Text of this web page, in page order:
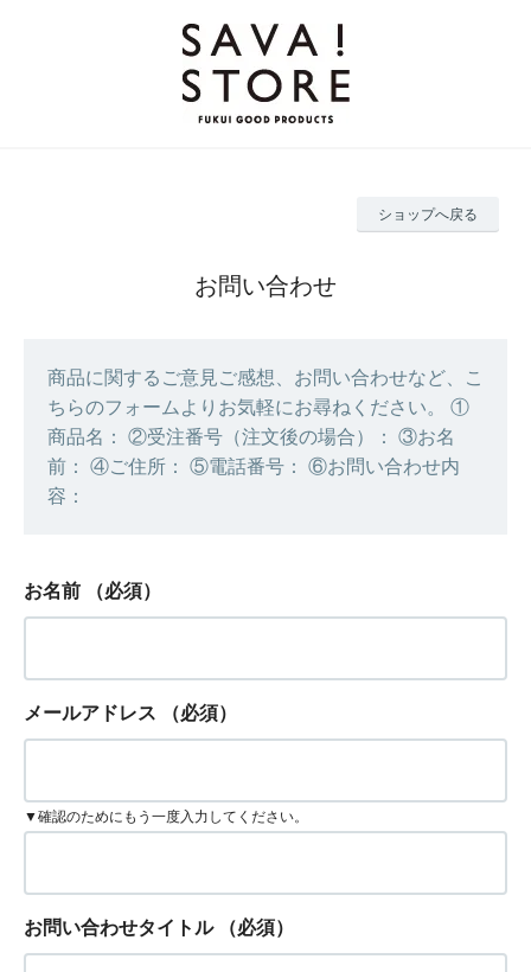
ショップへ戻る
お問い合わせ
商品に関するご意見ご感想、お問い合わせなど、こ
ちらのフォームよりお気軽にお尋ねください。 ①
商品名： ②受注番号（注文後の場合）： ③お名
前： ④ご住所： ⑤電話番号： ⑥お問い合わせ内
容：
お名前 （必須）
メールアドレス （必須）
▼確認のためにもう一度入力してください。
お問い合わせタイトル （必須）